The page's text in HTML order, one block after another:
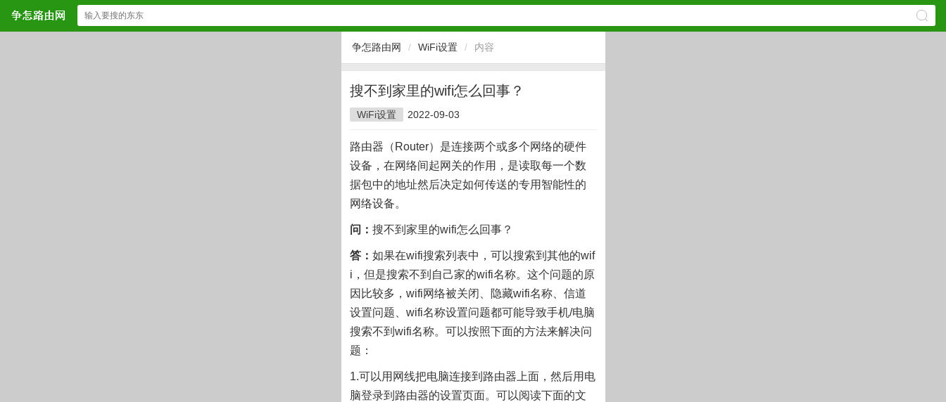
争怎路由网 / WiFi设置 / 内容
搜不到家里的wifi怎么回事？
WiFi设置 2022-09-03
路由器（Router）是连接两个或多个网络的硬件
设备，在网络间起网关的作用，是读取每一个数
据包中的地址然后决定如何传送的专用智能性的
网络设备。
问： 搜不到家里的wifi怎么回事？
答： 如果在wifi搜索列表中，可以搜索到其他的wif
i，但是搜索不到自己家的wifi名称。这个问题的原
因比较多，wifi网络被关闭、隐藏wifi名称、信道
设置问题、wifi名称设置问题都可能导致手机/电脑
搜索不到wifi名称。可以按照下面的方法来解决问
题：
1.可以用网线把电脑连接到路由器上面，然后用电
脑登录到路由器的设置页面。可以阅读下面的文